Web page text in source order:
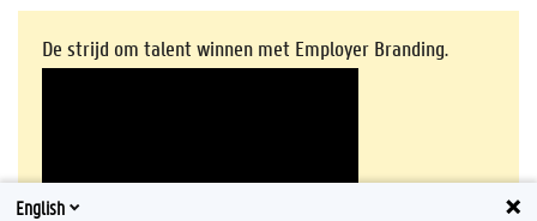
De strijd om talent winnen met Employer Branding.
English